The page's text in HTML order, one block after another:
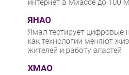
интернет в Миассе до 100
ЯНАО
Ямал тестирует цифровые
как технологии меняют
жителей и работу властей
ХМАО